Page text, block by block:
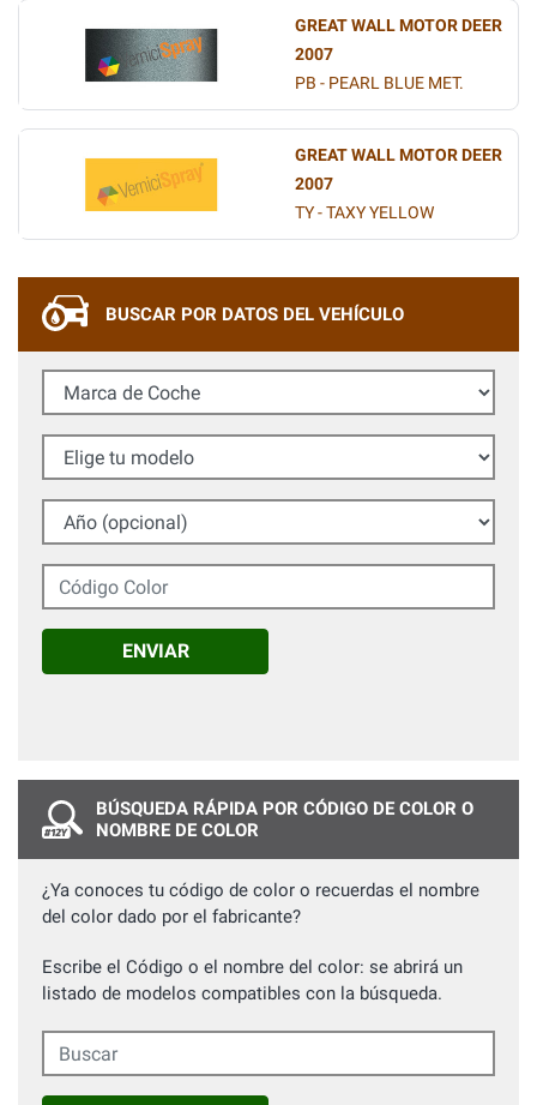
GREAT WALL MOTOR DEER
2007
PB - PEARL BLUE MET.
GREAT WALL MOTOR DEER
2007
TY - TAXY YELLOW
BUSCAR POR DATOS DEL VEHÍCULO
Marca de Coche
Elige tu modelo
Año (opcional)
Código Color
ENVIAR
BÚSQUEDA RÁPIDA POR CÓDIGO DE COLOR O
NOMBRE DE COLOR
¿Ya conoces tu código de color o recuerdas el nombre
del color dado por el fabricante?
Escribe el Código o el nombre del color: se abrirá un
listado de modelos compatibles con la búsqueda.
Buscar